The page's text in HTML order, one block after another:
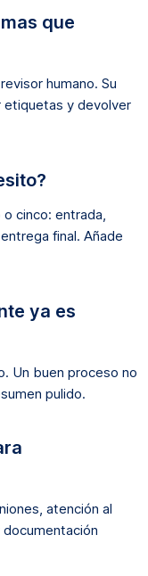
que
humano. Su
etiquetas y devolver
cinco: entrada,
final. Añade
ya es
Un buen proceso no
pulido.
atención al